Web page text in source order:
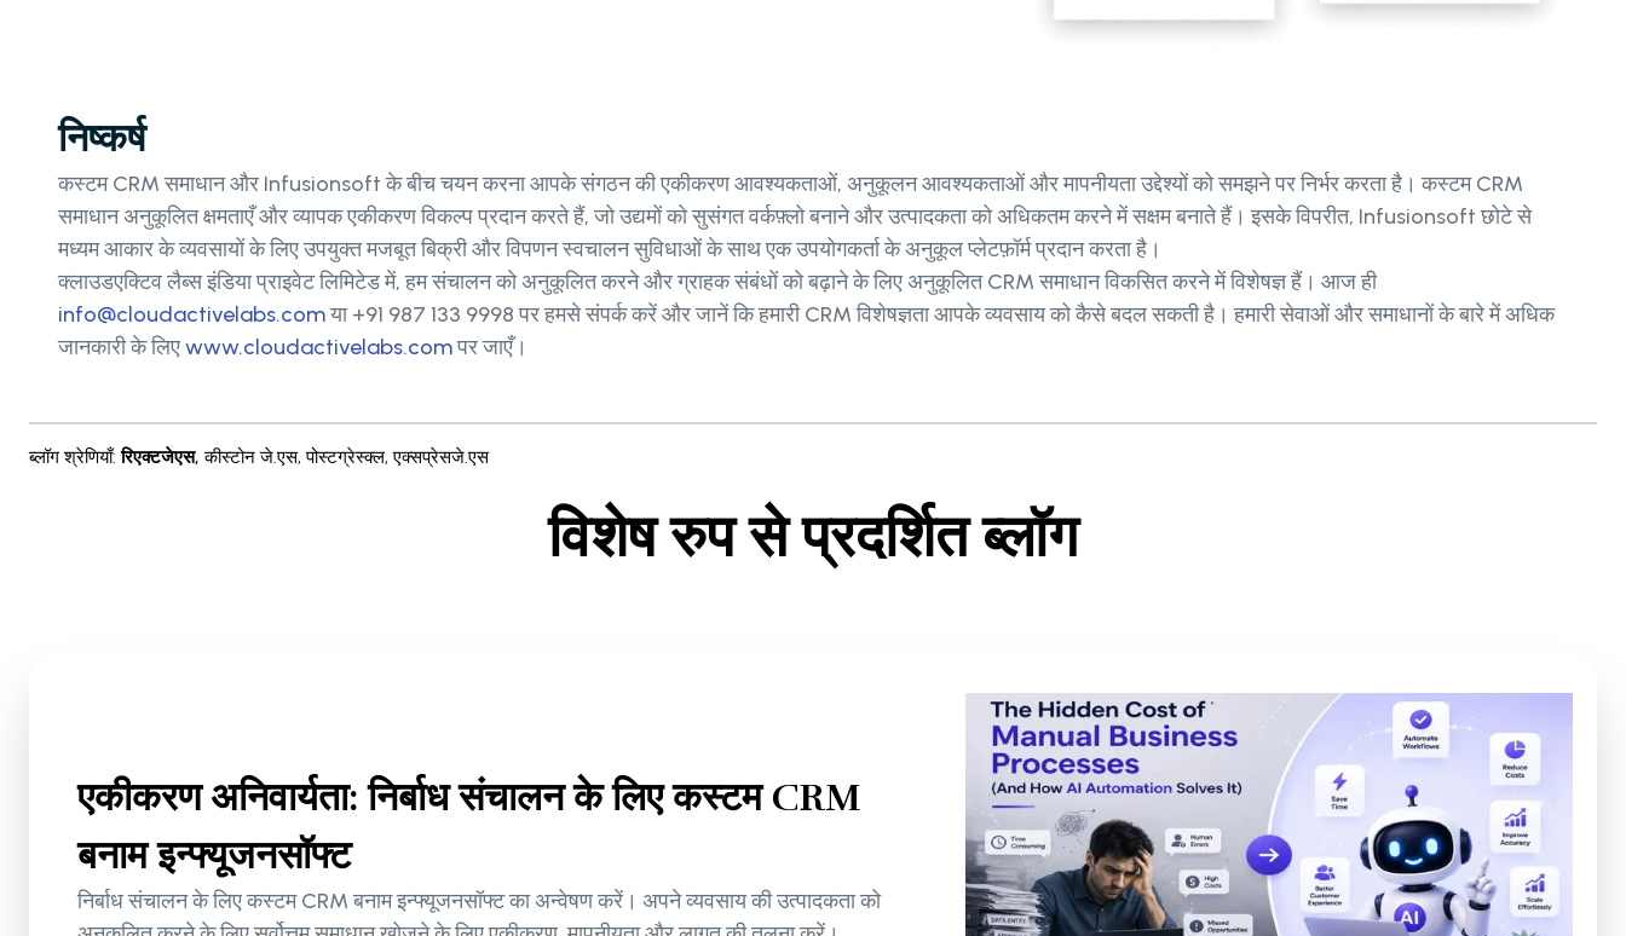
निष्कर्ष
कस्टम CRM समाधान और Infusionsoft के बीच चयन करना आपके संगठन की एकीकरण आवश्यकताओं, अनुकूलन आवश्यकताओं और मापनीयता उद्देश्यों को समझने पर निर्भर करता है। कस्टम CRM
समाधान अनुकूलित क्षमताएँ और व्यापक एकीकरण विकल्प प्रदान करते हैं, जो उद्यमों को सुसंगत वर्कफ़्लो बनाने और उत्पादकता को अधिकतम करने में सक्षम बनाते हैं। इसके विपरीत, Infusionsoft छोटे से
मध्यम आकार के व्यवसायों के लिए उपयुक्त मजबूत बिक्री और विपणन स्वचालन सुविधाओं के साथ एक उपयोगकर्ता के अनुकूल प्लेटफ़ॉर्म प्रदान करता है।
क्लाउडएक्टिव लैब्स इंडिया प्राइवेट लिमिटेड में, हम संचालन को अनुकूलित करने और ग्राहक संबंधों को बढ़ाने के लिए अनुकूलित CRM समाधान विकसित करने में विशेषज्ञ हैं। आज ही
info@cloudactivelabs.comया +91 987 133 9998 पर हमसे संपर्क करें और जानें कि हमारी CRM विशेषज्ञता आपके व्यवसाय को कैसे बदल सकती है। हमारी सेवाओं और समाधानों के बारे में अधिक
जानकारी के लिएwww.cloudactivelabs.comपर जाएँ।
ब्लॉग श्रेणियाँ: रिएक्टजेएस, कीस्टोन जे.एस,पोस्टग्रेस्क्ल,एक्सप्रेसजे.एस
विशेष रुप से प्रदर्शित ब्लॉग
एकीकरण अनिवार्यता: निर्बाध संचालन के लिए कस्टम CRM
बनाम इन्फ्यूजनसॉफ्ट
निर्बाध संचालन के लिए कस्टम CRM बनाम इन्फ्यूजनसॉफ्ट का अन्वेषण करें। अपने व्यवसाय की उत्पादकता को